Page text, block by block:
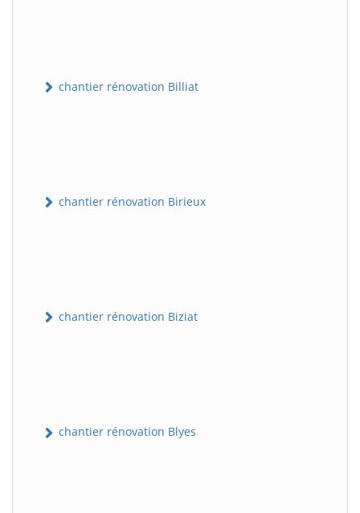
chantier rénovation Billiat
chantier rénovation Birieux
chantier rénovation Biziat
chantier rénovation Blyes